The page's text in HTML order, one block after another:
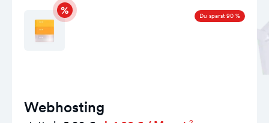
Du sparst 90 %
Webhosting